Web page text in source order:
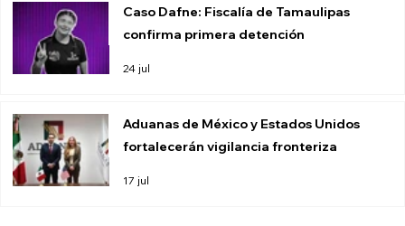
Caso Dafne: Fiscalía de Tamaulipas
confirma primera detención
24 jul
Aduanas de México y Estados Unidos
fortalecerán vigilancia fronteriza
17 jul